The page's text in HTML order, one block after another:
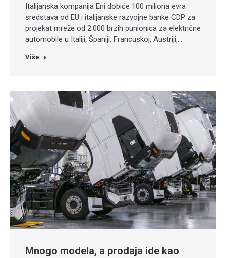
Italijanska kompanija Eni dobiće 100 miliona evra
sredstava od EU i italijanske razvojne banke CDP za
projekat mreže od 2.000 brzih punionica za električne
automobile u Italiji, Španiji, Francuskoj, Austriji,…
Više
Mnogo modela, a prodaja ide kao